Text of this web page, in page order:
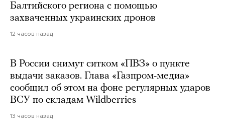
Балтийского региона с помощью
захваченных украинских дронов
12 часов назад
В России снимут ситком «ПВЗ» о пункте
выдачи заказов. Глава «Газпром-медиа»
сообщил об этом на фоне регулярных ударов
ВСУ по складам Wildberries
13 часов назад